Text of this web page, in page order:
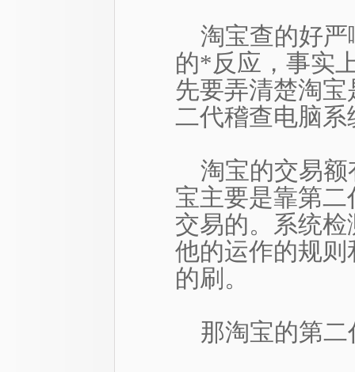
淘宝查的好严
的*反应，事实
先要弄清楚淘
二代稽查电脑
淘宝的交易
宝主要是靠第
交易的。系统
他的运作的规
的刷。
那淘宝的第